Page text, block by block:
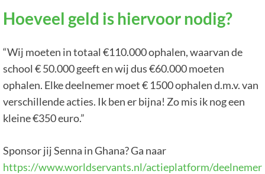
Hoeveel geld is hiervoor nodig?
“Wij moeten in totaal €110.000 ophalen, waarvan de
school € 50.000 geeft en wij dus €60.000 moeten
ophalen. Elke deelnemer moet € 1500 ophalen d.m.v. van
verschillende acties. Ik ben er bijna! Zo mis ik nog een
kleine €350 euro.”
Sponsor jij Senna in Ghana? Ga naar
https://www.worldservants.nl/actieplatform/deelnemer